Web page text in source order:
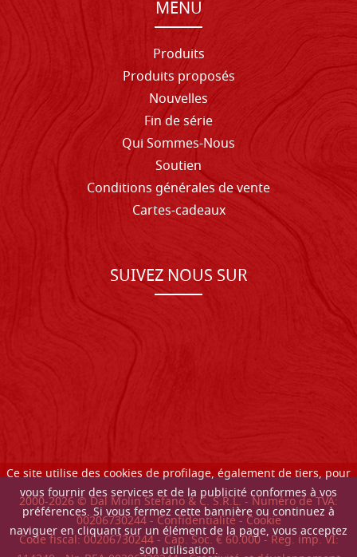
Ce site utilise des cookies de profilage, également de tiers, pour
vous fournir des services et de la publicité conformes à vos
préférences. Si vous fermez cette bannière ou continuez à
naviguer en cliquant sur un élément de la page, vous acceptez
son utilisation.
MENU
Produits
Produits proposés
Nouvelles
Fin de série
Qui Sommes-Nous
Soutien
Conditions générales de vente
Cartes-cadeaux
SUIVEZ NOUS SUR
2000-2026© Dal Molin Stefano & C. S.R.L. - Numéro de TVA:
00206730244 -Confidentialité-Cookie
Code fiscal: 00206730244 - Cap. Soc. € 60.000 - Reg. imp. VI: